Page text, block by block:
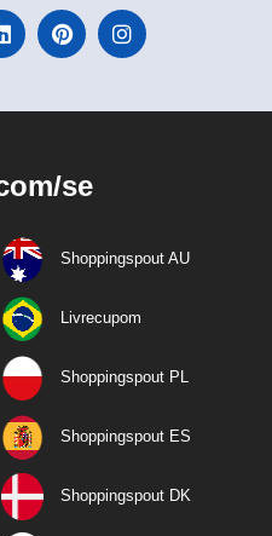
se
Shoppingspout AU
Livrecupom
Shoppingspout PL
Shoppingspout ES
Shoppingspout DK